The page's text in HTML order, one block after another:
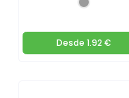
Desde 1.92 €